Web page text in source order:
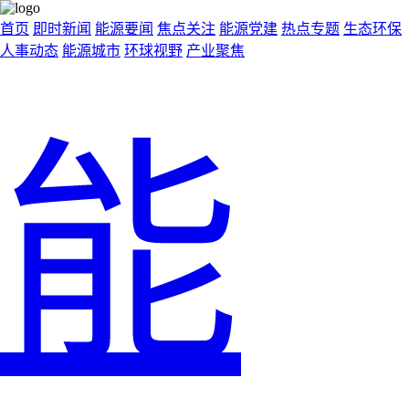
首页 即时新闻 能源要闻 焦点关注 能源党建 热点专题 生态环保
人事动态 能源城市 环球视野 产业聚焦
能